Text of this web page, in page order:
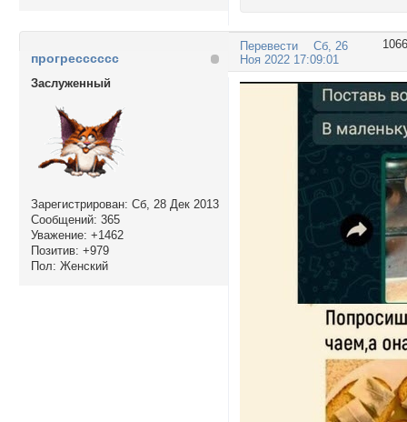
Перевести 1066
Сб, 26
Ноя 2022 17:09:01
прогресссссс
Заслуженный
Зарегистрирован: Сб, 28 Дек 2013
Сообщений: 365
Уважение: +1462
Позитив: +979
Пол: Женский